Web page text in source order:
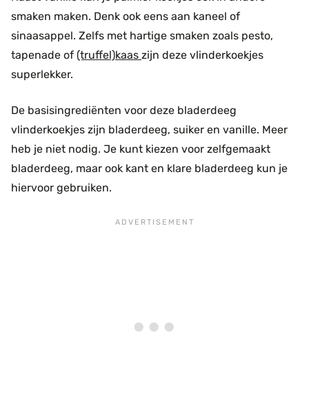
smaken maken. Denk ook eens aan kaneel of
sinaasappel. Zelfs met hartige smaken zoals pesto,
tapenade of (truffel)kaas zijn deze vlinderkoekjes
superlekker.
De basisingrediënten voor deze bladerdeeg
vlinderkoekjes zijn bladerdeeg, suiker en vanille. Meer
heb je niet nodig. Je kunt kiezen voor zelfgemaakt
bladerdeeg, maar ook kant en klare bladerdeeg kun je
hiervoor gebruiken.